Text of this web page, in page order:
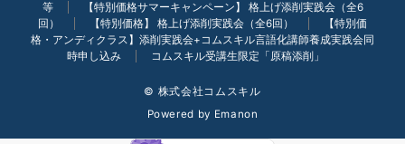
等
【特別価格サマーキャンペーン】 格上げ添削実践会（全6
回）
【特別価格】 格上げ添削実践会（全6回）
【特別価
格・アンディクラス】添削実践会+コムスキル言語化講師養成実践会同
時申し込み
コムスキル受講生限定「原稿添削」
© 株式会社コムスキル
Powered by Emanon